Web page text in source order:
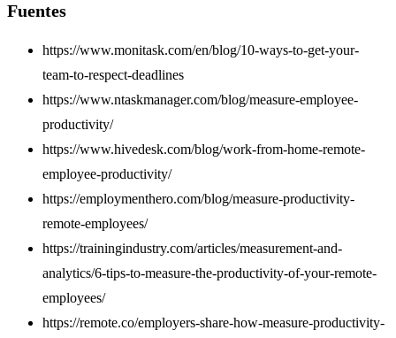
Fuentes
https://www.monitask.com/en/blog/10-ways-to-get-your-
team-to-respect-deadlines
https://www.ntaskmanager.com/blog/measure-employee-
productivity/
https://www.hivedesk.com/blog/work-from-home-remote-
employee-productivity/
https://employmenthero.com/blog/measure-productivity-
remote-employees/
https://trainingindustry.com/articles/measurement-and-
analytics/6-tips-to-measure-the-productivity-of-your-remote-
employees/
https://remote.co/employers-share-how-measure-productivity-